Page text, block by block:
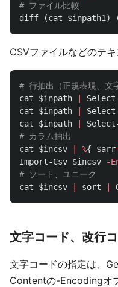
# ファイル比較
diff
(cat $inpath1 )
CSVファイルなどのテキ
# 行抽出（正規表現、文
cat
$inpath
cat
$inpath
cat
$inpath
# カラム抽出
cat
$incsv %{ $arr
Import-Csv $incsv -
# ソート、ユニーク
cat
$incsv sort
文字コード、改行
文字コードの指定は、
Contentの-Encodingオ